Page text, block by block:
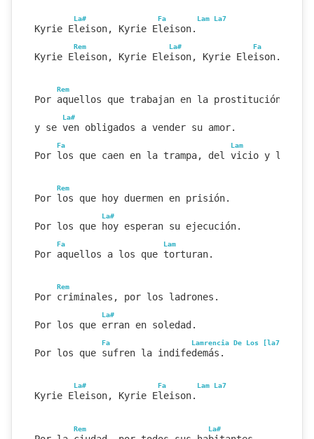
La# Fa Lam La7
Kyrie Eleison, Kyrie Eleison.
Rem La# Fa
Kyrie Eleison, Kyrie Eleison, Kyrie Eleison.
Rem
Por aquellos que trabajan en la prostitución
La#
y se ven obligados a vender su amor.
Fa Lam
Por los que caen en la trampa, del vicio y las
Rem
Por los que hoy duermen en prisión.
La#
Por los que hoy esperan su ejecución.
Fa Lam
Por aquellos a los que torturan.
Rem
Por criminales, por los ladrones.
La#
Por los que erran en soledad.
Fa Lamrencia De Los [la7
Por los que sufren la indifedemás.
La# Fa Lam La7
Kyrie Eleison, Kyrie Eleison.
Rem La#